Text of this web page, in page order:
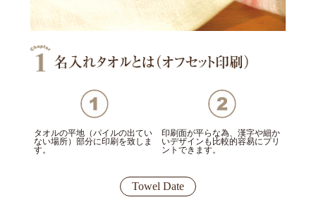
タオルの平地（パイルの出てい
ない場所）部分に印刷を致しま
す。
印刷面が平らな為、漢字や細か
いデザインも比較的容易にプリ
ントできます。
Towel Date